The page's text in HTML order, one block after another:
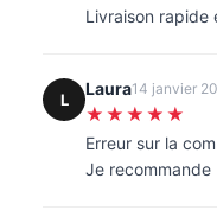
Livraison rapide
L
Laura14 janvier
★★★★★
Erreur sur la
Je recommande